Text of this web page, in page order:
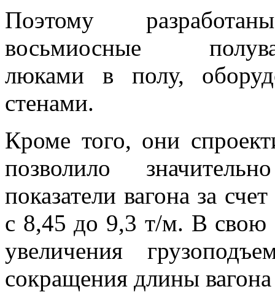
Поэтому
восьмиосные
люками в полу,
стенами.
Кроме того, они
позволило
показатели вагона за
с 8,45 до 9,3 т/м. В свою
увеличения
сокращения длины